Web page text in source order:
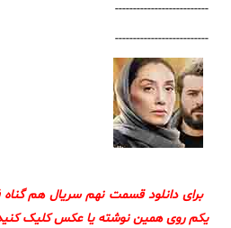
--------------------------
--------------------------
برای دانلود قسمت نهم سریال هم
یکم روی همین نوشته یا عکس کلیک